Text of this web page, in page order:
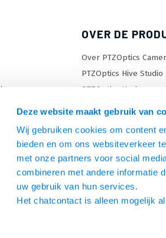
Deze website maakt gebruik van
Wij gebruiken cookies om content
bieden en om ons websiteverkeer
met onze partners voor social
combineren met andere informatie
uw gebruik van hun services.
Het chatcontact is alleen mogelijk
OVER DE
Over PTZOptics
PTZOptics Hive Studio
PTZOptics Horizon
Monitorarmen
Tablet en PC beugels
HDMI kabels
Converters &